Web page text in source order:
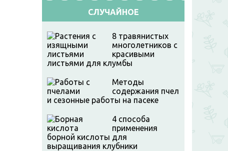
СЛУЧАЙНОЕ
8 травянистых
многолетников с
красивыми
листьями для клумбы
Методы
содержания пчел
и сезонные работы на пасеке
4 способа
применения
борной кислоты для
выращивания клубники